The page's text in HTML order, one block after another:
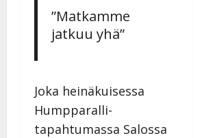
”Matkamme
jatkuu yhä”
Joka heinäkuisessa
Humpparalli-
tapahtumassa Salossa